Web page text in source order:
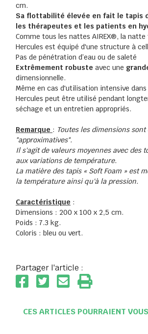
cm.
Sa flottabilité élevée en fait le tapis
les thérapeutes et les patients en
Comme tous les nattes AIREX®, la
Hercules est équipé d'une structure à
Pas de pénétration d’eau ou de saleté
Extrêmement robuste avec une
dimensionnelle.
Même en cas d'utilisation intensive
Hercules peut être utilisé pendant
séchage et un entretien appropriés.
Remarque : Toutes les dimensions sont
"approximatives".
Il s'agit de valeurs moyennes avec des
aux variations de température.
La matière des tapis « Soft Foam » est
la température ainsi qu'à la pression.
Caractéristique :
Dimensions : 200 x 100 x 2,5 cm.
Poids : 7.3 kg.
Coloris : bleu ou vert.
Partager l'article :
CES ARTICLES POURRAIENT